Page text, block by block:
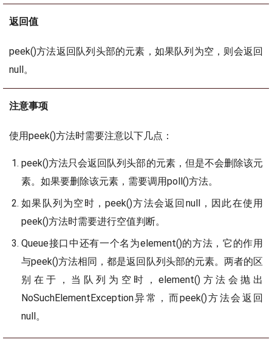
返回值
peek()方法返回队列头部的元素，如果队列为空，则会返回
null。
注意事项
使用peek()方法时需要注意以下几点：
peek()方法只会返回队列头部的元素，但是不会删除该元
素。如果要删除该元素，需要调用poll()方法。
如果队列为空时，peek()方法会返回null，因此在使用
peek()方法时需要进行空值判断。
Queue接口中还有一个名为element()的方法，它的作用
与peek()方法相同，都是返回队列头部的元素。两者的区
别在于，当队列为空时，element()方法会抛出
NoSuchElementException异常，而peek()方法会返回
null。